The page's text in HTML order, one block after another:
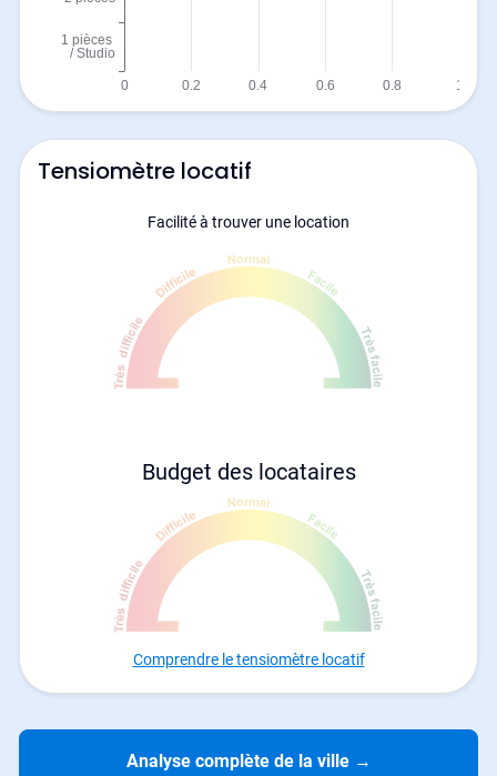
Tensiomètre locatif
Facilité à trouver une location
Budget des locataires
Comprendre le tensiomètre locatif
Analyse complète de la ville →